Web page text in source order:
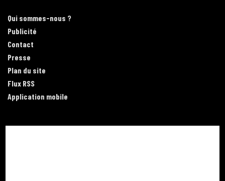
Qui sommes-nous ?
Publicité
Contact
Presse
Plan du site
Flux RSS
Application mobile